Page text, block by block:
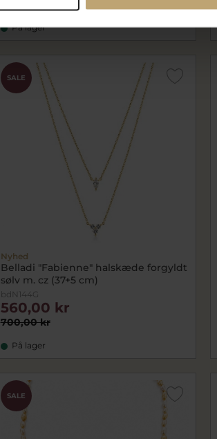
På lager
SALE
Nyhed
Belladi "Fabienne" halskæde forgyldt
sølv m. cz (37+5 cm)
bdN144G
700,00 kr
560,00 kr
På lager
SALE